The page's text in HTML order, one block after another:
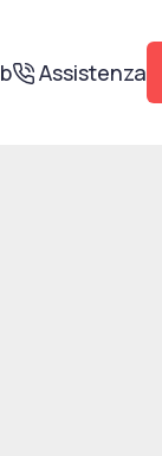
Assistenza